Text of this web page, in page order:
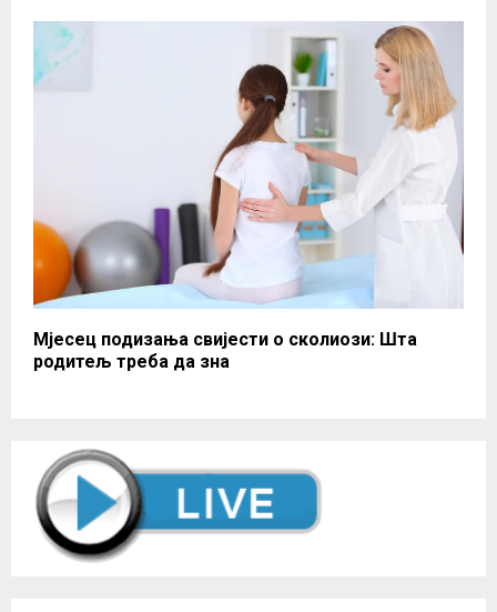
Мјесец подизања свијести о сколиози: Шта
родитељ треба да зна